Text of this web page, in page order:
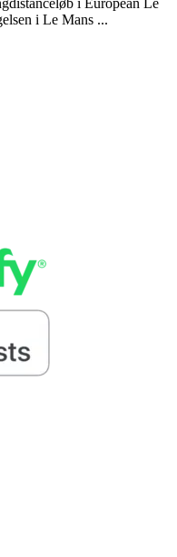
i European Le
i Le Mans ...